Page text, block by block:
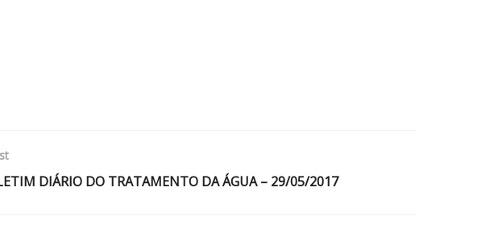
DIÁRIO DO TRATAMENTO DA ÁGUA – 29/05/2017